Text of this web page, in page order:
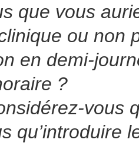
que vous
ou non
en demi-
?
vous
qu’introduire